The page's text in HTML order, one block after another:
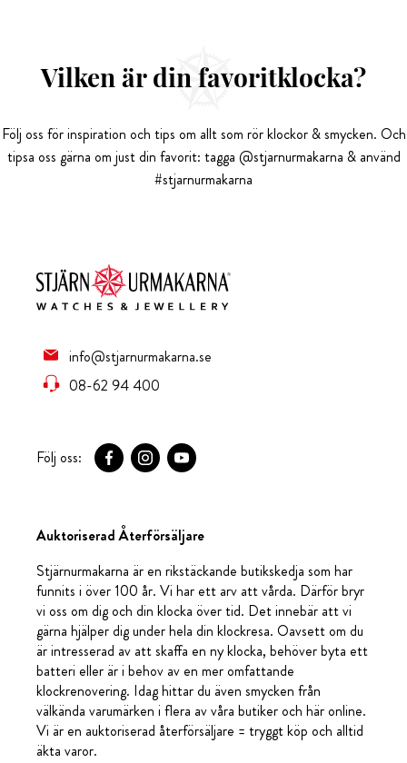
Vilken är din favoritklocka?
Följ oss för inspiration och tips om allt som rör klockor & smycken. Och
tipsa oss gärna om just din favorit: tagga @stjarnurmakarna & använd
#stjarnurmakarna
info@stjarnurmakarna.se
08-62 94 400
Följ oss:
Auktoriserad Återförsäljare
Stjärnurmakarna är en rikstäckande butikskedja som har
funnits i över 100 år. Vi har ett arv att vårda. Därför bryr
vi oss om dig och din klocka över tid. Det innebär att vi
gärna hjälper dig under hela din klockresa. Oavsett om du
är intresserad av att skaffa en ny klocka, behöver byta ett
batteri eller är i behov av en mer omfattande
klockrenovering. Idag hittar du även smycken från
välkända varumärken i flera av våra butiker och här online.
Vi är en auktoriserad återförsäljare = tryggt köp och alltid
äkta varor.